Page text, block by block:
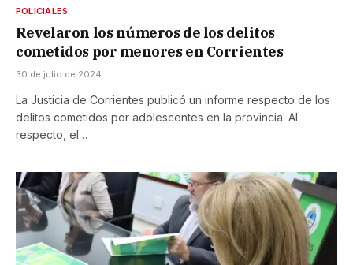
POLICIALES
Revelaron los números de los delitos
cometidos por menores en Corrientes
30 de julio de 2024
La Justicia de Corrientes publicó un informe respecto de los
delitos cometidos por adolescentes en la provincia. Al
respecto, el…